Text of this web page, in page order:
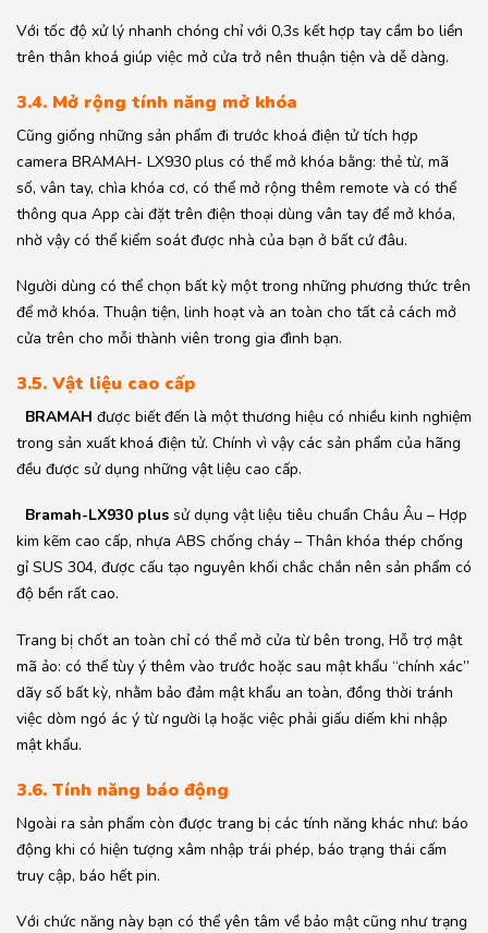
Với tốc độ xử lý nhanh chóng chỉ với 0,3s kết hợp tay cầm bo liền
trên thân khoá giúp việc mở cửa trở nên thuận tiện và dễ dàng.
3.4. Mở rộng tính năng mở khóa
Cũng giống những sản phẩm đi trước khoá điện tử tích hợp
camera BRAMAH- LX930 plus có thể mở khóa bằng: thẻ từ, mã
số, vân tay, chìa khóa cơ, có thể mở rộng thêm remote và có thể
thông qua App cài đặt trên điện thoại dùng vân tay để mở khóa,
nhờ vậy có thể kiểm soát được nhà của bạn ở bất cứ đâu.
Người dùng có thể chọn bất kỳ một trong những phương thức trên
để mở khóa. Thuận tiện, linh hoạt và an toàn cho tất cả cách mở
cửa trên cho mỗi thành viên trong gia đình bạn.
3.5. Vật liệu cao cấp
BRAMAH được biết đến là một thương hiệu có nhiều kinh nghiệm
trong sản xuất khoá điện tử. Chính vì vậy các sản phẩm của hãng
đều được sử dụng những vật liệu cao cấp.
Bramah-LX930 plus sử dụng vật liệu tiêu chuẩn Châu Âu – Hợp
kim kẽm cao cấp, nhựa ABS chống cháy – Thân khóa thép chống
gỉ SUS 304, được cấu tạo nguyên khối chắc chắn nên sản phẩm có
độ bền rất cao.
Trang bị chốt an toàn chỉ có thể mở cửa từ bên trong, Hỗ trợ mật
mã ảo: có thể tùy ý thêm vào trước hoặc sau mật khẩu “chính xác”
dãy số bất kỳ, nhằm bảo đảm mật khẩu an toàn, đồng thời tránh
việc dòm ngó ác ý từ người lạ hoặc việc phải giấu diếm khi nhập
mật khẩu.
3.6. Tính năng báo động
Ngoài ra sản phẩm còn được trang bị các tính năng khác như: báo
động khi có hiện tượng xâm nhập trái phép, báo trạng thái cấm
truy cập, báo hết pin.
Với chức năng này bạn có thể yên tâm về bảo mật cũng như trạng